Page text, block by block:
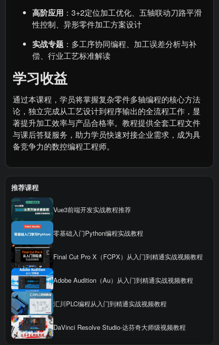
高阶应用 ：3+2定位加工优化、五轴联动刀路平滑
性控制、异形零件加工方案设计
实战专题 ：多工序协同编程、加工误差分析与补
偿、行业工艺标准解读
学习收益
通过本课程，学员将掌握复杂零件多轴编程的核心方法
论，独立完成从工艺设计到程序输出的全流程工作，显
著提升加工效率与产品合格率。教程提供全套工程文件
与课后答疑服务，助力学员快速对接企业需求，成为具
备竞争力的数控编程工程师。
推荐课程
Vue3前端开发实战教程推荐
零基础入门Python编程实战教程
Final Cut Pro X（FCPX）从入门到精通实战视频教程
Adobe Audition（Au）从入门到精通实战视频教程
汇川PLC编程从入门到精通实战视频教程
DaVinci Resolve Studio-达芬奇大师级视频教程